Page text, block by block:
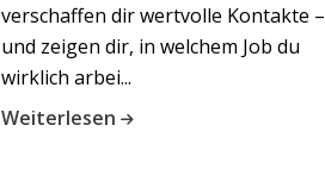
verschaffen dir wertvolle Kontakte –
und zeigen dir, in welchem Job du
wirklich arbei...
Weiterlesen